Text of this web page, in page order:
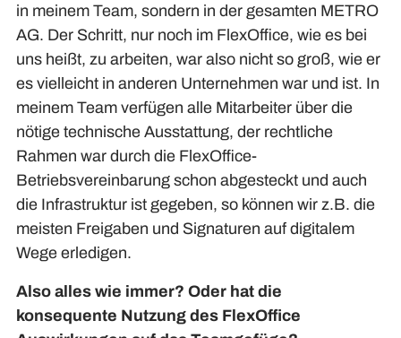
in meinem Team, sondern in der gesamten METRO
AG. Der Schritt, nur noch im FlexOffice, wie es bei
uns heißt, zu arbeiten, war also nicht so groß, wie er
es vielleicht in anderen Unternehmen war und ist. In
meinem Team verfügen alle Mitarbeiter über die
nötige technische Ausstattung, der rechtliche
Rahmen war durch die FlexOffice-
Betriebsvereinbarung schon abgesteckt und auch
die Infrastruktur ist gegeben, so können wir z.B. die
meisten Freigaben und Signaturen auf digitalem
Wege erledigen.
Also alles wie immer? Oder hat die
konsequente Nutzung des FlexOffice